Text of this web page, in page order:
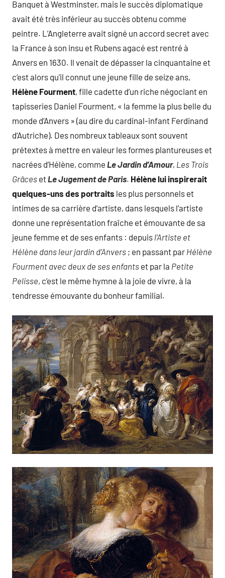
Banquet à Westminster, mais le succès diplomatique
avait été très inférieur au succès obtenu comme
peintre. L’Angleterre avait signé un accord secret avec
la France à son insu et Rubens agacé est rentré à
Anvers en 1630. Il venait de dépasser la cinquantaine et
c’est alors qu’il connut une jeune fille de seize ans,
Hélène Fourment, fille cadette d’un riche négociant en
tapisseries Daniel Fourment, « la femme la plus belle du
monde d’Anvers » (au dire du cardinal-infant Ferdinand
d’Autriche). Des nombreux tableaux sont souvent
prétextes à mettre en valeur les formes plantureuses et
nacrées d’Hélène, comme Le Jardin d’Amour, Les Trois
Grâces et Le Jugement de Paris. Hélène lui inspirerait
quelques-uns des portraits les plus personnels et
intimes de sa carrière d’artiste, dans lesquels l’artiste
donne une représentation fraîche et émouvante de sa
jeune femme et de ses enfants : depuis l’Artiste et
Hélène dans leur jardin d’Anvers ; en passant par Hélène
Fourment avec deux de ses enfants et par la Petite
Pelisse, c’est le même hymne à la joie de vivre, à la
tendresse émouvante du bonheur familial.